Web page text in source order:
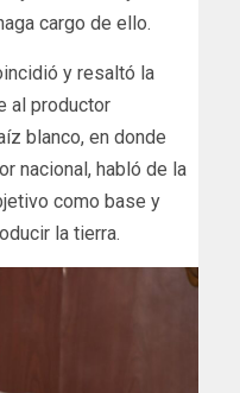
cargo de ello.
y resaltó la
al productor
blanco, en donde
nacional, habló de la
como base y
la tierra.